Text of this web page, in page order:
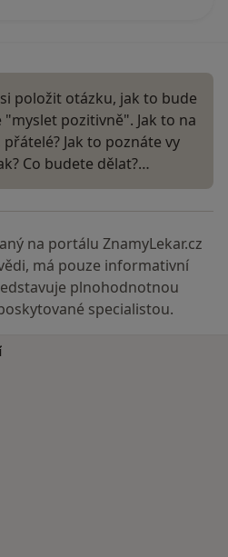
položit otázku, jak to bude
pozitivně". Jak to na
Jak to poznáte vy
Co budete dělat?…
na portálu ZnamyLekar.cz
má pouze informativní
plnohodnotnou
specialistou.